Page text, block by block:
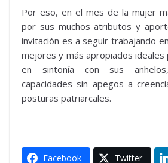
Por eso, en el mes de la mujer
por sus muchos atributos y
invitación es a seguir trabajando
mejores y más apropiados ideales
en sintonía con sus
capacidades sin apegos a
posturas patriarcales.
Facebook Twitter